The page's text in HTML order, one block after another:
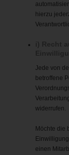
hierzu
Jede von
betroffene
widerrufen.
Möchte die
einen